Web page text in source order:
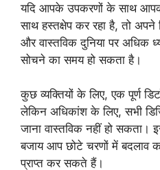
यदि आपके उपकरणों के साथ
साथ हस्तक्षेप कर रहा है, तो
और वास्तविक दुनिया पर अधिक
सोचने का समय हो सकता है।
कुछ व्यक्तियों के लिए, एक पूर्ण
लेकिन अधिकांश के लिए, सभी
जाना वास्तविक नहीं हो सकता।
बजाय आप छोटे चरणों में बदलाव
प्राप्त कर सकते हैं।